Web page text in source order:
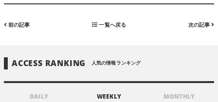
前の記事 一覧へ戻る 次の記事
ACCESS RANKING 人気の情報ランキング
DAILY WEEKLY MONTHLY